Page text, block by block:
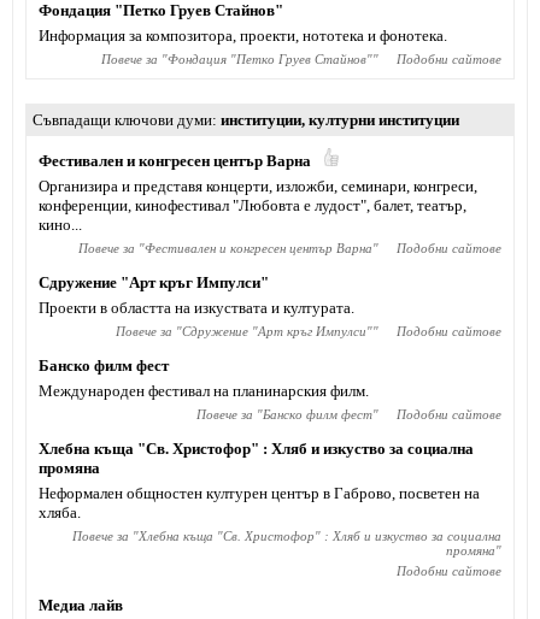
Фондация "Петко Груев Стайнов"
Информация за композитора, проекти, нототека и фонотека.
Повече за "Фондация "Петко Груев Стайнов"" Подобни сайтове
Съвпадащи ключови думи институции, културни институции
Фестивален и конгресен център Варна
Организира и представя концерти, изложби, семинари, конгреси,
конференции, кинофестивал "Любовта е лудост", балет, театър,
кино...
Повече за "Фестивален и конгресен център Варна" Подобни сайтове
Сдружение "Арт кръг Импулси"
Проекти в областта на изкуствата и културата.
Повече за "Сдружение "Арт кръг Импулси"" Подобни сайтове
Банско филм фест
Международен фестивал на планинарския филм.
Повече за "Банско филм фест" Подобни сайтове
Хлебна къща "Св. Христофор" : Хляб и изкуство за социална
промяна
Неформален общностен културен център в Габрово, посветен на
хляба.
Повече за "Хлебна къща "Св. Христофор" : Хляб и изкуство за социална
промяна"
Подобни сайтове
Медиа лайв